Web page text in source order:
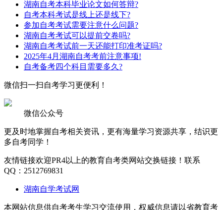
湖南自考本科毕业论文如何答辩?
自考本科考试是线上还是线下?
参加自考考试需要注意什么问题?
湖南自考考试可以提前交卷吗?
湖南自考考试前一天还能打印准考证吗?
2025年4月湖南自考考前注意事项!
自考备考四个科目需要多久?
微信扫一扫自考学习更便利！
微信公众号
更及时地掌握自考相关资讯，更有海量学习资源共享，结识更
多自考同学！
友情链接欢迎PR4以上的教育自考类网站交换链接！联系
QQ：2512769831
湖南自学考试网
本网站信息供自考考生学习交流使用，权威信息请以省教育考